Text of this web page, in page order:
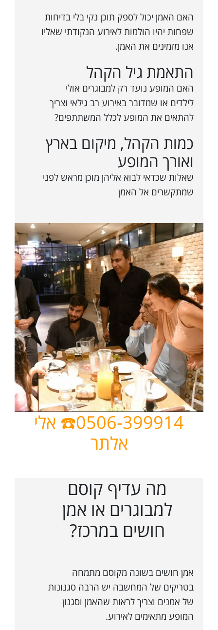
האם האמן יכול לספק תוכן נקי בלי בדיחות
שפחות יהיו הולמות לאירוע הנקודתי שאליו
אנו מזמינים את האמן.
התאמת גיל הקהל
האם המופע נועד רק למבוגרים אולי
לילדים או שמדובר באירוע רב גילאי וצריך
להתאים את המופע לכלל המשתתפים?
כמות הקהל, מיקום בארץ
ואורך המופע
שאלות שכדאי לבוא אליהן מוכן מראש לפני
שמתקשרים אל האמן
0506-399914☎️ אלי
אלתר
מה עדיף קוסם
למבוגרים או אמן
חושים במרכז?
אמן חושים בשונה מקוסם מתמחה
בטריקים של המחשבה יש הרבה סגנונות
של אמנים וצריך לראות שהאמן וסגנון
המופע מתאימים לאירוע.